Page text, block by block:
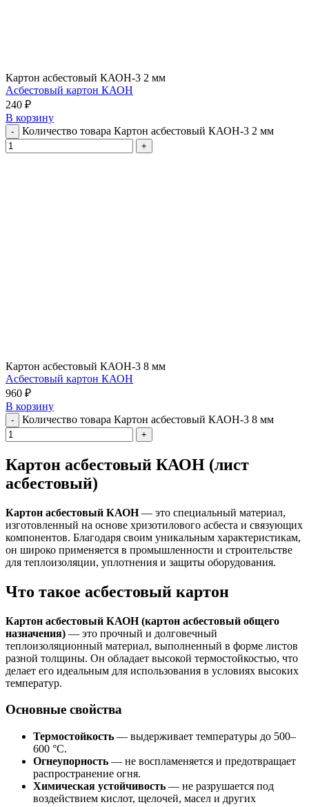
Картон асбестовый КАОН-3 2 мм
Асбестовый картон КАОН
240 ₽
В корзину
Количество товара Картон асбестовый КАОН-3 2 мм
Картон асбестовый КАОН-3 8 мм
Асбестовый картон КАОН
960 ₽
В корзину
Количество товара Картон асбестовый КАОН-3 8 мм
Картон асбестовый КАОН (лист
асбестовый)
Картон асбестовый КАОН— это специальный материал,
изготовленный на основе хризотилового асбеста и связующих
компонентов. Благодаря своим уникальным характеристикам,
он широко применяется в промышленности и строительстве
для теплоизоляции, уплотнения и защиты оборудования.
Что такое асбестовый картон
Картон асбестовый КАОН (картон асбестовый общего
назначения) — это прочный и долговечный
теплоизоляционный материал, выполненный в форме листов
разной толщины. Он обладает высокой термостойкостью, что
делает его идеальным для использования в условиях высоких
температур.
Основные свойства
Термостойкость — выдерживает температуры до 500–
600 °C.
Огнеупорность — не воспламеняется и предотвращает
распространение огня.
Химическая устойчивость — не разрушается под
воздействием кислот, щелочей, масел и других